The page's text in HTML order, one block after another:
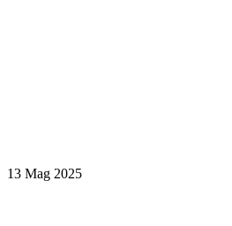
13 Mag 2025